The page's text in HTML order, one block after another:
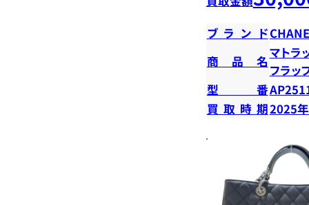
ブランド
商品名
マトラ
フラッ
型番
買取時期2025